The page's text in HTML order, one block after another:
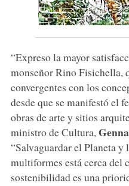
“Expreso la mayor
monseñor Rino Fisichella,
convergentes con los
desde que se manifestó el
obras de arte y sitios
ministro de Cultura,
“Salvaguardar el Planeta y
multiformes está cerca del
sostenibilidad es una